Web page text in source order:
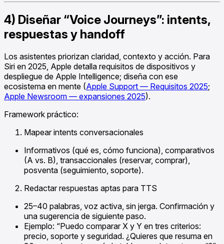
4) Diseñar “Voice Journeys”: intents,
respuestas y handoff
Los asistentes priorizan claridad, contexto y acción. Para
Siri en 2025, Apple detalla requisitos de dispositivos y
despliegue de Apple Intelligence; diseña con ese
ecosistema en mente (Apple Support — Requisitos 2025;
Apple Newsroom — expansiones 2025).
Framework práctico:
Mapear intents conversacionales
Informativos (qué es, cómo funciona), comparativos
(A vs. B), transaccionales (reservar, comprar),
posventa (seguimiento, soporte).
Redactar respuestas aptas para TTS
25–40 palabras, voz activa, sin jerga. Confirmación y
una sugerencia de siguiente paso.
Ejemplo: “Puedo comparar X y Y en tres criterios:
precio, soporte y seguridad. ¿Quieres que resuma en